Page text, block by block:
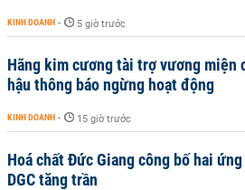
KINH DOANH - 5 giờ trước
Hãng kim cương tài trợ vương miện
hậu thông báo ngừng hoạt động
KINH DOANH - 15 giờ trước
Hoá chất Đức Giang công bố hai
DGC tăng trần